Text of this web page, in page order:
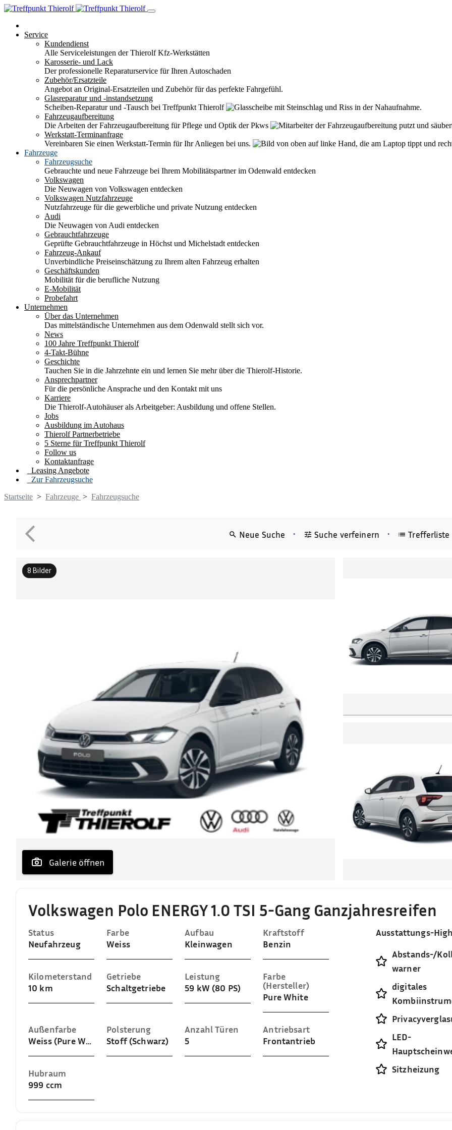
Service
Kundendienst
Alle Serviceleistungen der Thierolf Kfz-Werkstätten
Karosserie- und Lack
Der professionelle Reparaturservice für Ihren Autoschaden
Zubehör/Ersatzteile
Angebot an Original-Ersatzteilen und Zubehör für das perfekte Fahrgefühl.
Glasreparatur und -instandsetzung
Scheiben-Reparatur und -Tausch bei Treffpunkt Thierolf
Fahrzeugaufbereitung
Die Arbeiten der Fahrzeugaufbereitung für Pflege und Optik der Pkws
Werkstatt-Terminanfrage
Vereinbaren Sie einen Werkstatt-Termin für Ihr Anliegen bei uns.
Fahrzeuge
Fahrzeugsuche
Gebrauchte und neue Fahrzeuge bei Ihrem Mobilitätspartner im Odenwald entdecken
Volkswagen
Die Neuwagen von Volkswagen entdecken
Volkswagen Nutzfahrzeuge
Nutzfahrzeuge für die gewerbliche und private Nutzung entdecken
Audi
Die Neuwagen von Audi entdecken
Gebrauchtfahrzeuge
Geprüfte Gebrauchtfahrzeuge in Höchst und Michelstadt entdecken
Fahrzeug-Ankauf
Unverbindliche Preiseinschätzung zu Ihrem alten Fahrzeug erhalten
Geschäftskunden
Mobilität für die berufliche Nutzung
E-Mobilität
Probefahrt
Unternehmen
Über das Unternehmen
Das mittelständische Unternehmen aus dem Odenwald stellt sich vor.
News
100 Jahre Treffpunkt Thierolf
4-Takt-Bühne
Geschichte
Tauchen Sie in die Jahrzehnte ein und lernen Sie mehr über die Thierolf-Historie.
Ansprechpartner
Für die persönliche Ansprache und den Kontakt mit uns
Karriere
Die Thierolf-Autohäuser als Arbeitgeber: Ausbildung und offene Stellen.
Jobs
Ausbildung im Autohaus
Thierolf Partnerbetriebe
5 Sterne für Treffpunkt Thierolf
Follow us
Kontaktanfrage
Leasing Angebote
Zur Fahrzeugsuche
Startseite > Fahrzeuge > Fahrzeugsuche
Neue Suche • Suche verfeinern • Trefferliste
Galerie öffnen
8 Bilder
Volkswagen Polo ENERGY 1.0 TSI 5-Gang Ganzjahresreifen
Status
Neufahrzeug
Farbe
Weiss
Aufbau
Kleinwagen
Kraftstoff
Benzin
Kilometerstand
10 km
Getriebe
Schaltgetriebe
Leistung
59 kW (80 PS)
Farbe
(Hersteller)
Pure White
Außenfarbe
Weiss (Pure White)
Polsterung
Stoff (Schwarz)
Anzahl Türen
5
Antriebsart
Frontantrieb
Hubraum
999 ccm
Ausstattungs-
Abstands-/
warner
digitales
LED-
Sitzheizung